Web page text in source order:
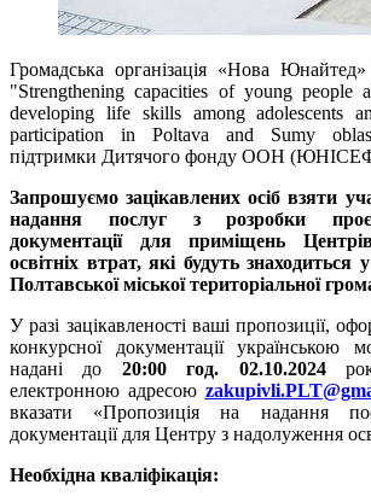
Громадська організація «Нова
"Strengthening capacities of young people
developing life skills among adolescents
participation in Poltava and Sumy
підтримки Дитячого фонду ООН
Запрошуємо зацікавлених осіб взяти
надання послуг з розробки
документації для приміщень
освітніх втрат, які будуть
Полтавської міської територіальної
У разі зацікавленості ваші пропозиції,
конкурсної документації українською
надані до 20:00 год. 02.10.2024
електронною адресою
вказати «Пропозиція на надання
документації для Центру з надолуження
Необхідна кваліфікація: